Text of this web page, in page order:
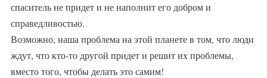
спаситель не придет и не наполнит его добром и
справедливостью.
Возможно, наша проблема на этой планете в том, что люди
ждут, что кто-то другой придет и решит их проблемы,
вместо того, чтобы делать это самим!